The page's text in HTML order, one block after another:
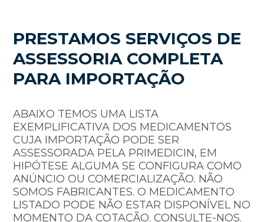
PRESTAMOS SERVIÇOS DE
ASSESSORIA COMPLETA
PARA IMPORTAÇÃO
ABAIXO TEMOS UMA LISTA
EXEMPLIFICATIVA DOS MEDICAMENTOS
CUJA IMPORTAÇÃO PODE SER
ASSESSORADA PELA PRIMEDICIN, EM
HIPÓTESE ALGUMA SE CONFIGURA COMO
ANÚNCIO OU COMERCIALIZAÇÃO. NÃO
SOMOS FABRICANTES. O MEDICAMENTO
LISTADO PODE NÃO ESTAR DISPONÍVEL NO
MOMENTO DA COTAÇÃO. CONSULTE-NOS.